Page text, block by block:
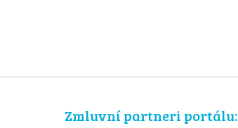
Zmluvní partneri portálu: